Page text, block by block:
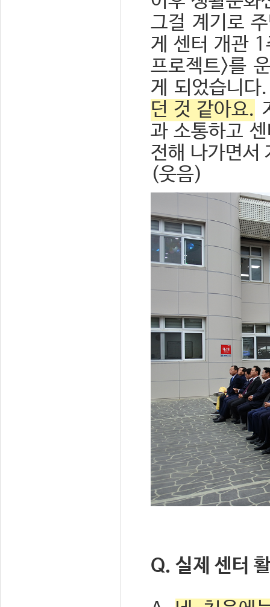
그걸 계기로
게 센터 개관 1
프로젝트>를
게 되었습니
던 것 같아요.
과 소통하고
전해 나가면서
(웃음)
Q. 실제 센터